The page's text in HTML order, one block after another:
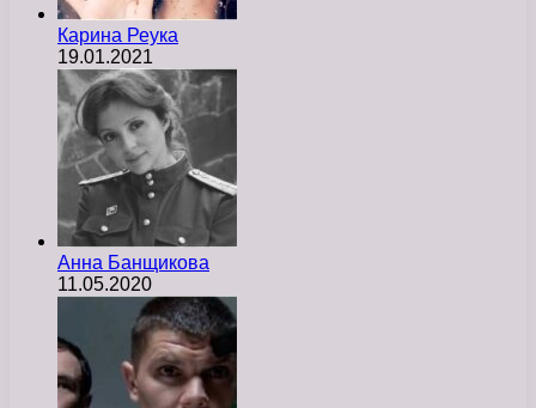
Карина Реука
19.01.2021
Анна Банщикова
11.05.2020